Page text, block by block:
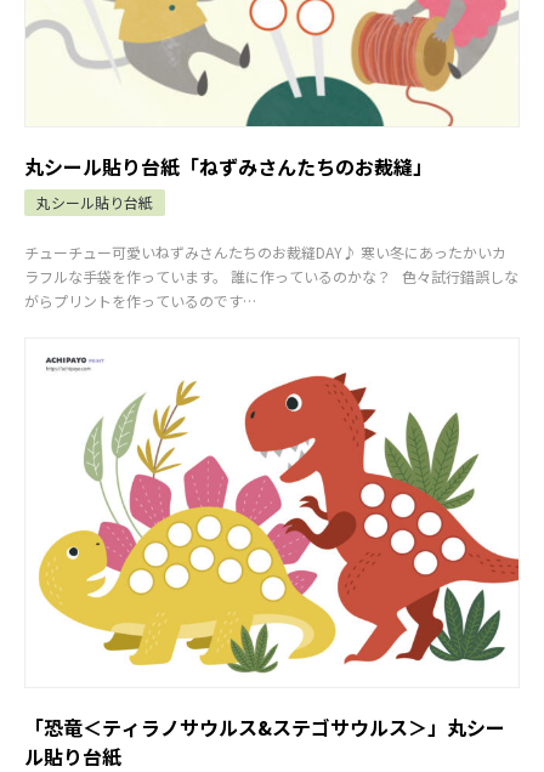
丸シール貼り台紙「ねずみさんたちのお裁縫」
丸シール貼り台紙
チューチュー可愛いねずみさんたちのお裁縫DAY♪ 寒い冬にあったかいカ
ラフルな手袋を作っています。 誰に作っているのかな？ 色々試行錯誤しな
がらプリントを作っているのです…
「恐竜＜ティラノサウルス&ステゴサウルス＞」丸シー
ル貼り台紙